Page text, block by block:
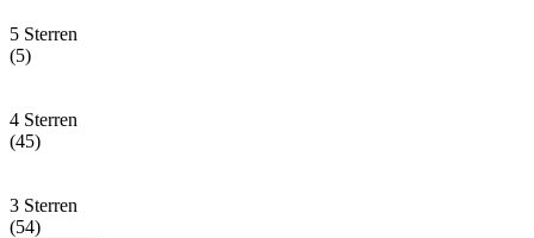
5 Sterren
(5)
4 Sterren
(45)
3 Sterren
(54)